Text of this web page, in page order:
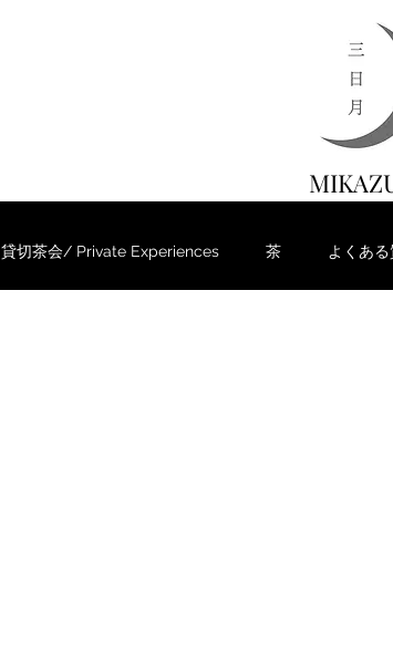
貸切茶会/ Private Experiences 茶 よくある